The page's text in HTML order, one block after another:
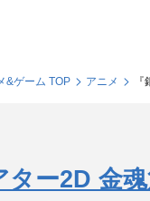
&ゲーム TOP アニメ
ター2D 金